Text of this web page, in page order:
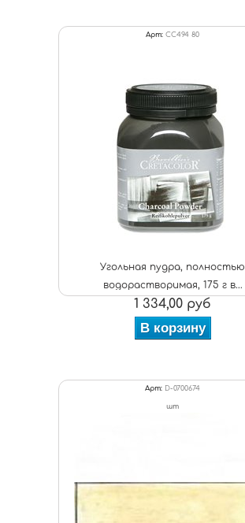
Арт: CC494 80
Угольная пудра, полностью
водорастворимая, 175 г в...
1 334,00 руб
В корзину
Арт: D-0700674
шт